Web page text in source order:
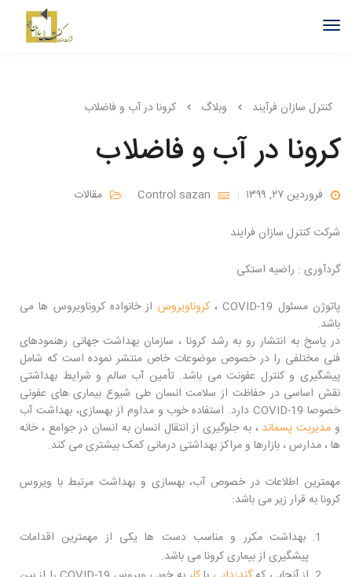
کنترل سازان فرآیند وبلاگ کرونا در آب و فاضلاب
کرونا در آب و فاضلاب
فروردین ۲۷, ۱۳۹۹ Control sazan
مقالات
شرکت کنترل سازان فرایند
گردآوری : راضیه استکی
پاتوژن مسئول COVID-19 ،
کروناویروس از خانواده کروناویروس ها می
باشد.
در پاسخ به انتشار رو به رشد کرونا ، سازمان بهداشت جهانی رهنمودهای
فنی مختلفی را در خصوص موضوعات خاص منتشر نموده است که شامل
پیشگیری و کنترل عفونت می باشد. تأمین آب سالم و شرایط بهداشتی
نقش اساسی در حفاظت از سلامت انسان طی شیوع بیماری های عفونی
خصوصا COVID-19 دارد. استفاده خوب و مداوم از بهسازی، بهداشت آب
و مدیریت پسماند ، به جلوگیری از انتقال انسان به انسان در جوامع ، خانه
ها ، مدارس ، بازارها و مراکز بهداشتی درمانی کمک بیشتری می کند.
مهمترین اطلاعات در خصوص آب، بهسازی و بهداشت مرتبط با ویروس
کرونا به قرار زیر می باشد:
بهداشت مکرر و مناسب دست ها یکی از مهمترین اقدامات
پیشگیری از بیماری کرونا می باشد.